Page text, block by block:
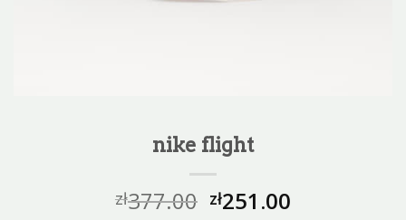
nike flight
zł377.00 zł251.00